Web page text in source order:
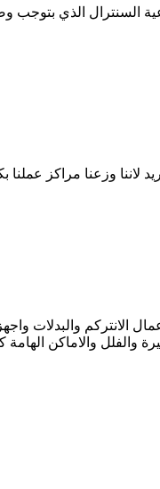
السنترال الذي
وزعنا مراكز عملنا
والبدلات
والفلل والاماكن